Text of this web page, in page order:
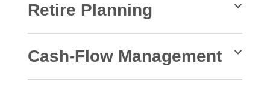
Retire Planning
Cash-Flow Management